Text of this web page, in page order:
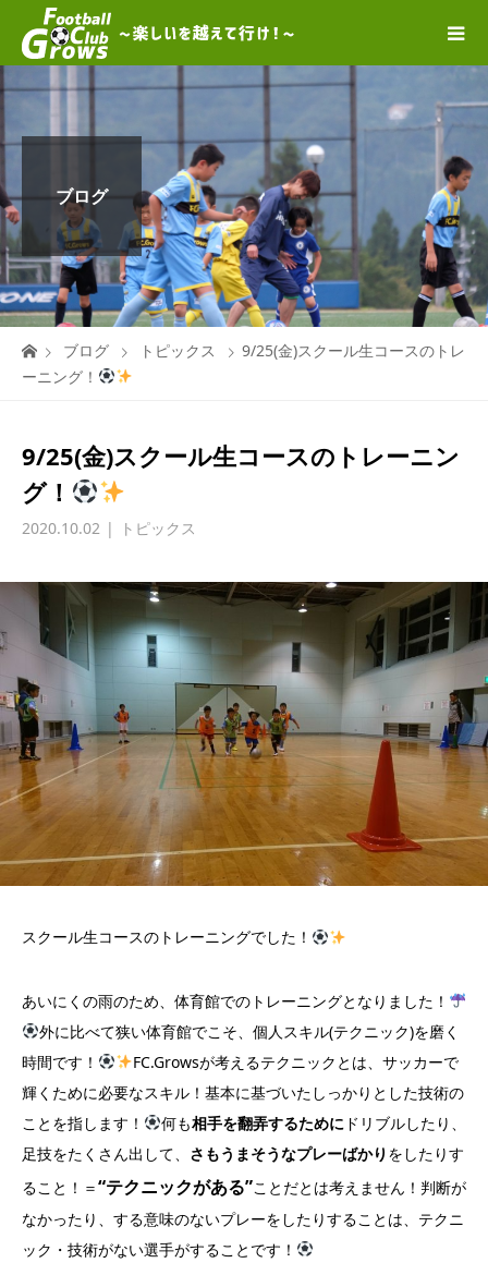
ブログ
ブログ トピックス
9/25(金)スクール生コースのトレ
ーニング！
9/25(金)スクール生コースのトレーニン
グ！
2020.10.02 トピックス
スクール生コースのトレーニングでした！
あいにくの雨のため、体育館でのトレーニングとなりました！
外に比べて狭い体育館でこそ、個人スキル(テクニック)を磨く
時間です！
FC.Growsが考えるテクニックとは、サッカーで
輝くために必要なスキル！基本に基づいたしっかりとした技術の
ことを指します！
何も相手を翻弄するために ドリブルしたり、
足技をたくさん出して、 さもうまそうなプレーばかり をしたりす
ること！＝“テクニックがある”ことだとは考えません！判断が
なかったり、する意味のないプレーをしたりすることは、テクニ
ック・技術がない選手がすることです！